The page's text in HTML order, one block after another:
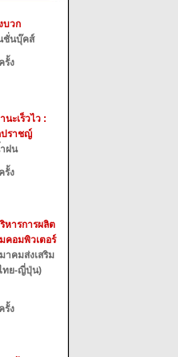
บวก
ชั่นบุ๊คส์
รั้ง
นะเร็วไว :
ปราชญ์
ฝน
รั้ง
หารการผลิต
คอมพิวเตอร์
าคมส่งเสริม
ทย-ญี่ปุ่น)
รั้ง